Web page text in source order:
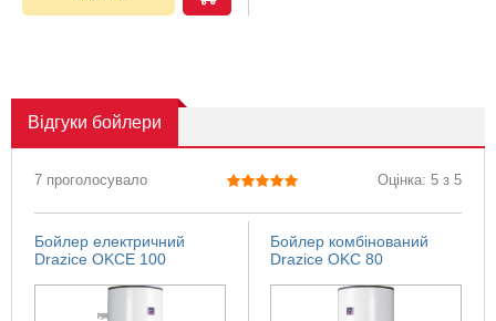
Відгуки бойлери
7 проголосувало Оцінка: 5 з 5
Бойлер електричний
Drazice OKCE 100
Бойлер комбінований
Drazice OKC 80